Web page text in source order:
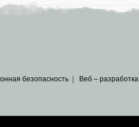
безопасность
Веб – разработка